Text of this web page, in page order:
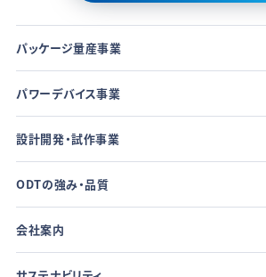
パッケージ量産事業
パワーデバイス事業
設計開発・試作事業
ODTの強み・品質
会社案内